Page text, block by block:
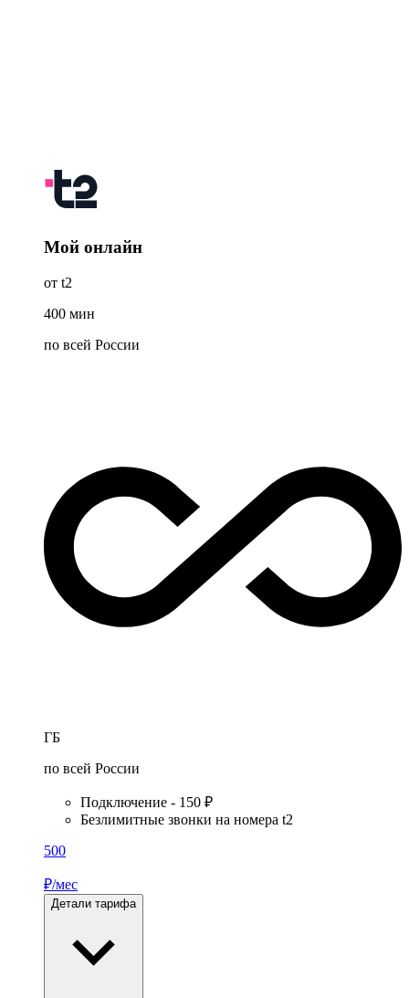
Мой онлайн
от t2
400 мин
по всей России
ГБ
по всей России
Подключение - 150 ₽
Безлимитные звонки на номера t2
500
₽/мес
Детали тарифа